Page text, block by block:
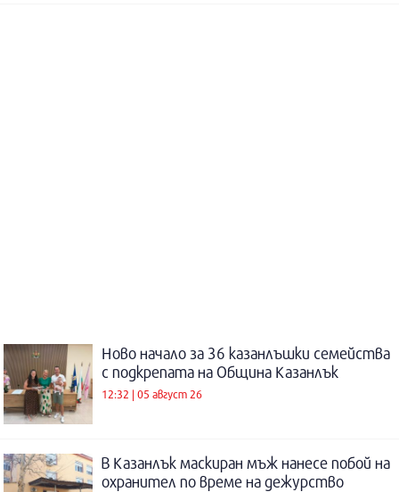
Ново начало за 36 казанлъшки семейства
с подкрепата на Община Казанлък
12:32 | 05 август 26
В Казанлък маскиран мъж нанесе побой на
охранител по време на дежурство